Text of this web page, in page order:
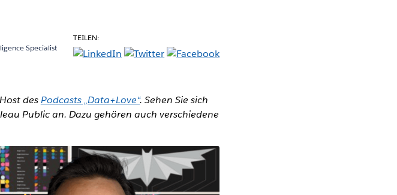
Specialist
TEILEN:
desPodcasts „Data+Love“. Sehen Sie sich
Public an. Dazu gehören auch verschiedene